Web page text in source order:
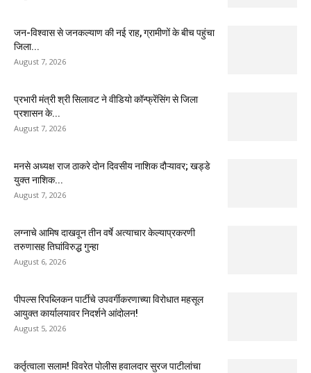
जन-विश्वास से जनकल्याण की नई राह, ग्रामीणों के बीच पहुंचा
जिला...
August 7, 2026
प्रभारी मंत्री श्री सिलावट ने वीडियो कॉन्फ्रेंसिंग से जिला
प्रशासन के...
August 7, 2026
मनसे अध्यक्ष राज ठाकरे दोन दिवसीय नाशिक दौऱ्यावर; खड्डे
युक्त नाशिक...
August 7, 2026
लग्नाचे आमिष दाखवून तीन वर्षे अत्याचार केल्याप्रकरणी
तरुणासह तिघांविरुद्ध गुन्हा
August 6, 2026
पीपल्स रिपब्लिकन पार्टीचे उपवर्गीकरणाच्या विरोधात महसूल
आयुक्त कार्यालयावर निदर्शने आंदोलन!
August 5, 2026
कर्तृत्वाला सलाम! विवरेत पोलीस हवालदार सुरज पाटीलांचा